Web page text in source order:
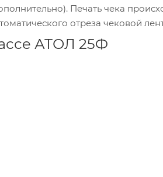
Печать чека
отреза чековой
АТОЛ 25Ф